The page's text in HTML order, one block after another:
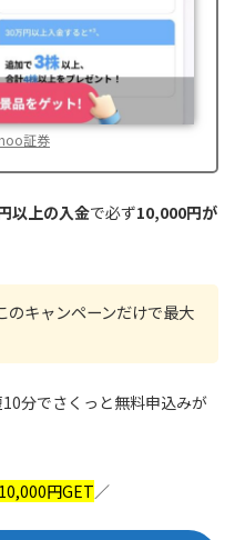
証券
以上の入金で必ず10,000円が
のキャンペーンだけで最大
分でさくっと無料申込みが
円GET／